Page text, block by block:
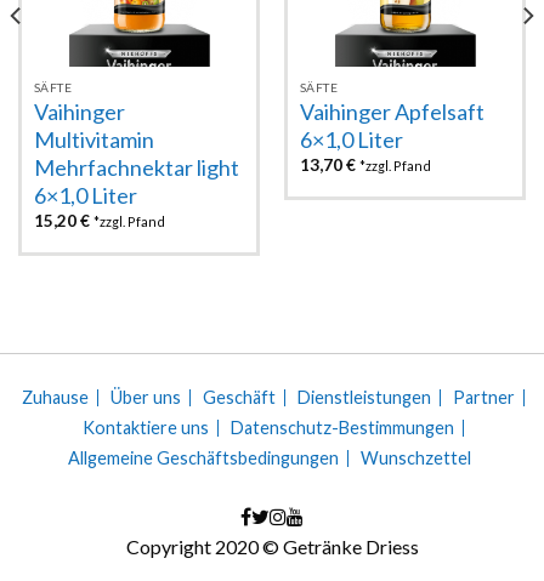
SÄFTE
Vaihinger
Multivitamin
Mehrfachnektar light
6×1,0 Liter
15,20€ *zzgl. Pfand
SÄFTE
Vaihinger Apfelsaft
6×1,0 Liter
13,70€ *zzgl. Pfand
Zuhause Über uns Geschäft Dienstleistungen
Partner
Kontaktiere uns
Datenschutz-Bestimmungen
Allgemeine Geschäftsbedingungen
Wunschzettel
Copyright 2020 © Getränke Driess